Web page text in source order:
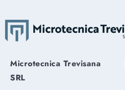
Microtecnica Trevisana
SRL